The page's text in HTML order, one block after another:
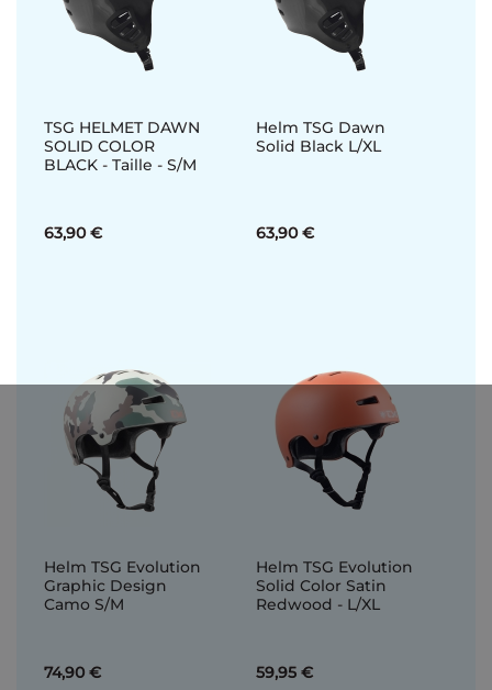
TSG HELMET DAWN
SOLID COLOR
BLACK - Taille - S/M
63,90 €
Helm TSG Dawn
Solid Black L/XL
63,90 €
Helm TSG Evolution
Graphic Design
Camo S/M
74,90 €
Helm TSG Evolution
Solid Color Satin
Redwood - L/XL
59,95 €